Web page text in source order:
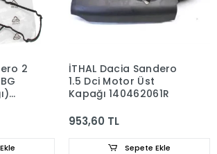
2
İTHAL Dacia Sandero
1.5 Dci Motor Üst
Kapağı 140462061R
953,60 TL
Sepete Ekle